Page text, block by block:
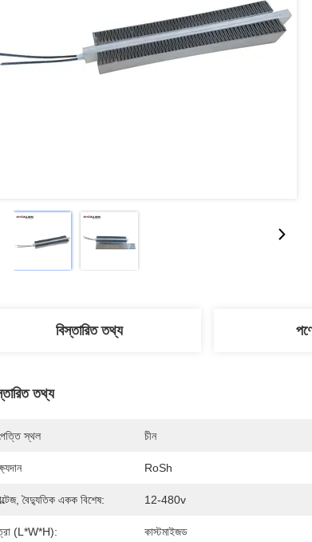
বিস্তারিত তথ্য
তথ্য
স্থল চীন
RoSh
বৈদ্যুতিক একক বিশেষ: 12-480v
(l*w*h): কাস্টমাইজড